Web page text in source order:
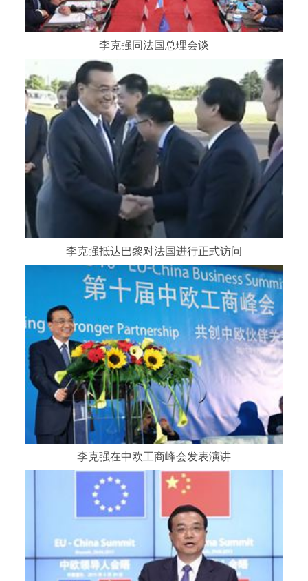
李克强同法国总理会谈
李克强抵达巴黎对法国进行正式访问
李克强在中欧工商峰会发表演讲